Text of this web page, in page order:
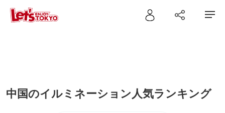
中国のイルミネーション人気ランキング